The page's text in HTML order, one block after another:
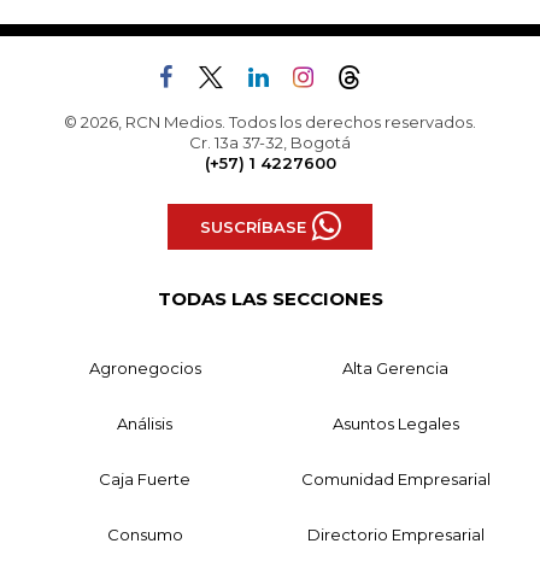
© 2026, RCN Medios. Todos los derechos reservados.
Cr. 13a 37-32, Bogotá
(+57) 1 4227600
SUSCRÍBASE
TODAS LAS SECCIONES
Agronegocios Alta Gerencia
Análisis Asuntos Legales
Caja Fuerte Comunidad Empresarial
Consumo Directorio Empresarial